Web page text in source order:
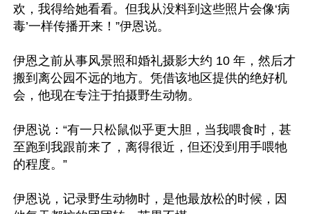
欢，我得给她看看。但我从没料到这些照片会像‘病
毒’一样传播开来！”伊恩说。
伊恩之前从事风景照和婚礼摄影大约 10 年，然后才
搬到离公园不远的地方。凭借该地区提供的绝好机
会，他现在专注于拍摄野生动物。
伊恩说：“有一只松鼠似乎更大胆，当我喂食时，甚
至跑到我跟前来了，离得很近，但还没到用手喂牠
的程度。”
伊恩说，记录野生动物时，是他最放松的时候，因